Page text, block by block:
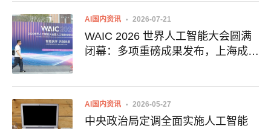
AI国内资讯 2026-07-21
WAIC 2026 世界人工智能大会圆满
闭幕：多项重磅成果发布，上海成为
AI国内资讯 2026-05-27
中央政治局定调全面实施人工智能